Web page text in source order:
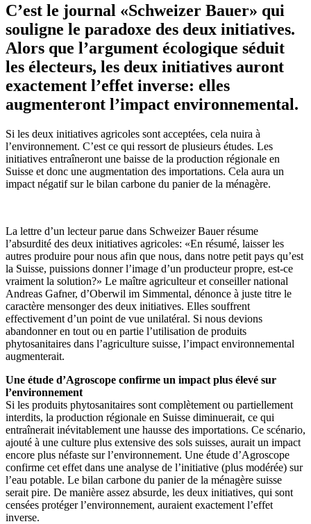
C’est le journal «Schweizer Bauer» qui
souligne le paradoxe des deux initiatives.
Alors que l’argument écologique séduit
les électeurs, les deux initiatives auront
exactement l’effet inverse: elles
augmenteront l’impact environnemental.
Si les deux initiatives agricoles sont acceptées, cela nuira à
l’environnement. C’est ce qui ressort de plusieurs études. Les
initiatives entraîneront une baisse de la production régionale en
Suisse et donc une augmentation des importations. Cela aura un
impact négatif sur le bilan carbone du panier de la ménagère.
La lettre d’un lecteur parue dans Schweizer Bauer résume
l’absurdité des deux initiatives agricoles: «En résumé, laisser les
autres produire pour nous afin que nous, dans notre petit pays qu’est
la Suisse, puissions donner l’image d’un producteur propre, est-ce
vraiment la solution?» Le maître agriculteur et conseiller national
Andreas Gafner, d’Oberwil im Simmental, dénonce à juste titre le
caractère mensonger des deux initiatives. Elles souffrent
effectivement d’un point de vue unilatéral. Si nous devions
abandonner en tout ou en partie l’utilisation de produits
phytosanitaires dans l’agriculture suisse, l’impact environnemental
augmenterait.
Une étude d’Agroscope confirme un impact plus élevé sur
l’environnement
Si les produits phytosanitaires sont complètement ou partiellement
interdits, la production régionale en Suisse diminuerait, ce qui
entraînerait inévitablement une hausse des importations. Ce scénario,
ajouté à une culture plus extensive des sols suisses, aurait un impact
encore plus néfaste sur l’environnement. Une étude d’Agroscope
confirme cet effet dans une analyse de l’initiative (plus modérée) sur
l’eau potable. Le bilan carbone du panier de la ménagère suisse
serait pire. De manière assez absurde, les deux initiatives, qui sont
censées protéger l’environnement, auraient exactement l’effet
inverse.